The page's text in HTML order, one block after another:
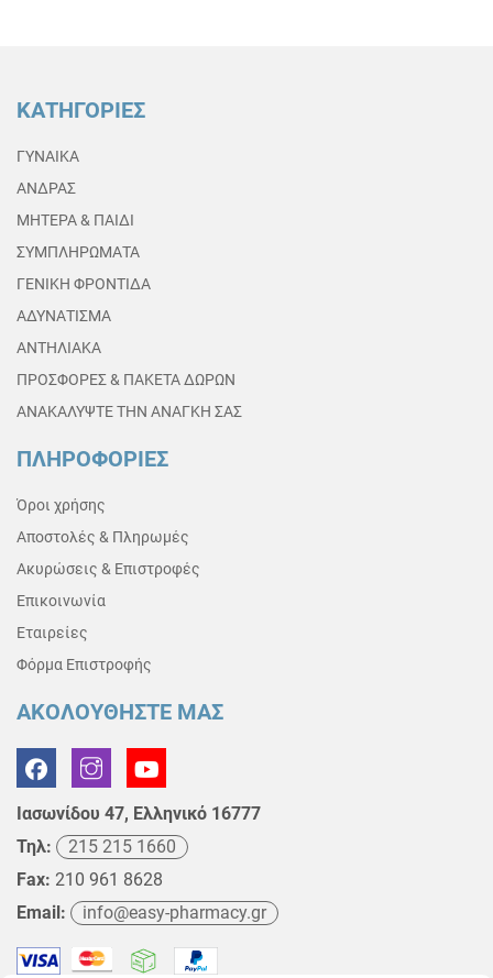
ΚΑΤΗΓΟΡΙΕΣ
ΓΥΝΑΙΚΑ
ΑΝΔΡΑΣ
ΜΗΤΕΡΑ & ΠΑΙΔΙ
ΣΥΜΠΛΗΡΩΜΑΤΑ
ΓΕΝΙΚΗ ΦΡΟΝΤΙΔΑ
ΑΔΥΝΑΤΙΣΜΑ
ΑΝΤΗΛΙΑΚΑ
ΠΡΟΣΦΟΡΕΣ & ΠΑΚΕΤΑ ΔΩΡΩΝ
ΑΝΑΚΑΛΥΨΤΕ ΤΗΝ ΑΝΑΓΚΗ ΣΑΣ
ΠΛΗΡΟΦΟΡΙΕΣ
Όροι χρήσης
Αποστολές & Πληρωμές
Ακυρώσεις & Επιστροφές
Επικοινωνία
Εταιρείες
Φόρμα Επιστροφής
ΑΚΟΛΟΥΘΗΣΤΕ ΜΑΣ
Ιασωνίδου 47, Ελληνικό 16777
Τηλ:
215 215 1660
Fax: 210 961 8628
Email:
info@easy-pharmacy.gr